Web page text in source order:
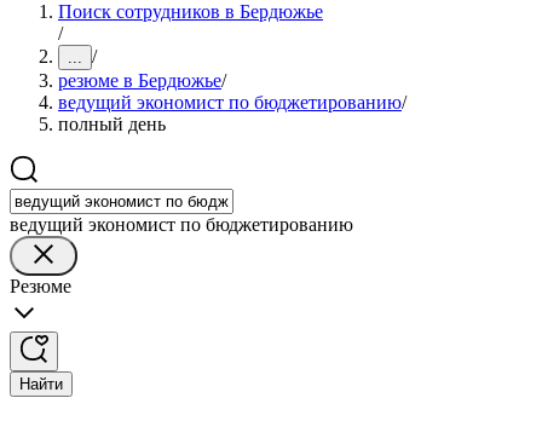
Поиск сотрудников в Бердюжье
/
... /
резюме в Бердюжье/
ведущий экономист по бюджетированию/
полный день
ведущий экономист по бюджетированию
Резюме
Найти